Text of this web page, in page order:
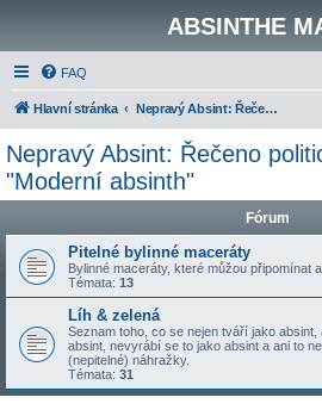
ABSINTHE
FAQ
Hlavní stránka Nepravý Absint: Řečeno politicky korektně - "Moderní absinth"
Nepravý Absint: Řečeno
"Moderní absinth"
Fórum
Pitelné bylinné maceráty
Bylinné maceráty, které můžou připomínat
Témata: 13
Líh & zelená
Seznam toho, co se nejen tváří jako
absint, nevyrábí se to jako absint a ani to
(nepitelné) náhražky.
Témata: 31